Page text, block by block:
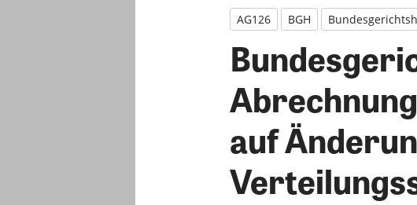
AG126 BGH
auf